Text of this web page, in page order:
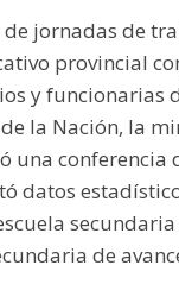
de jornadas de
provincial
y funcionarias
la Nación, la
una conferencia
datos
de